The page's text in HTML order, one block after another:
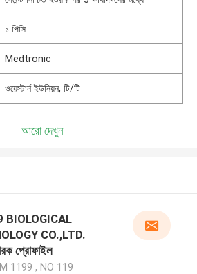
১ পিসি
Medtronic
ওয়েস্টার্ন ইউনিয়ন, টি/টি
আরো দেখুন
BIOLOGICAL
CO.,LTD.
প্রোফাইল
1199 , NO 119